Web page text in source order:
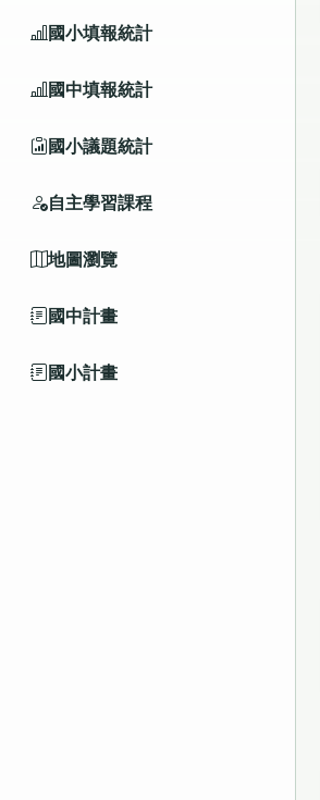
國小填報統計
國中填報統計
國小議題統計
自主學習課程
地圖瀏覽
國中計畫
國小計畫